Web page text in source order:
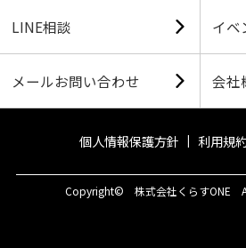
LINE相談 イベ
メールお問い合わせ 会社
個人情報保護方針 利用規
Copyright© 株式会社くらすONE